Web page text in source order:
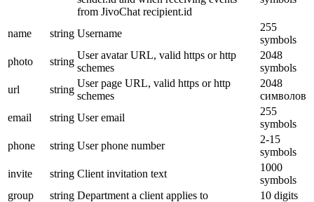
from JivoChat recipient.id
name string Username
255
symbols
photo
string
User avatar URL, valid https or http
schemes
2048
symbols
url
string
User page URL, valid https or http
schemes
2048
символов
email
string User email
255
symbols
phone
string User phone number
2-15
symbols
invite
string Client invitation text
1000
symbols
group
string Department a client applies to
10 digits